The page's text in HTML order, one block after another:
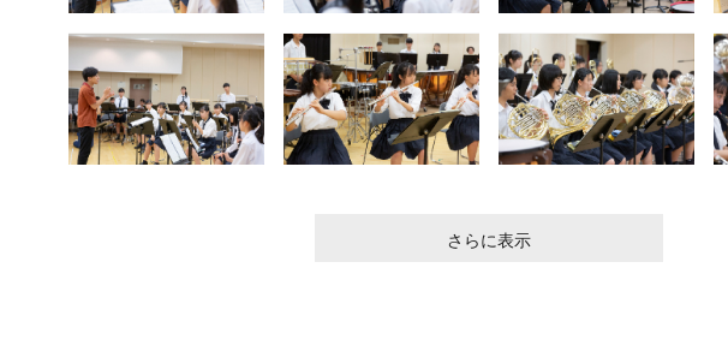
さらに表示